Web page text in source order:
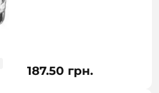
187.50 грн.